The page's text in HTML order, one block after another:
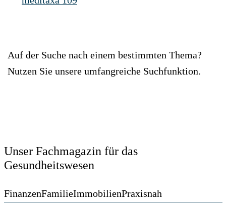
Auf der Suche nach einem bestimmten Thema?
Nutzen Sie unsere umfangreiche Suchfunktion.
Unser Fachmagazin für das
Gesundheitswesen
FinanzenFamilieImmobilienPraxisnah